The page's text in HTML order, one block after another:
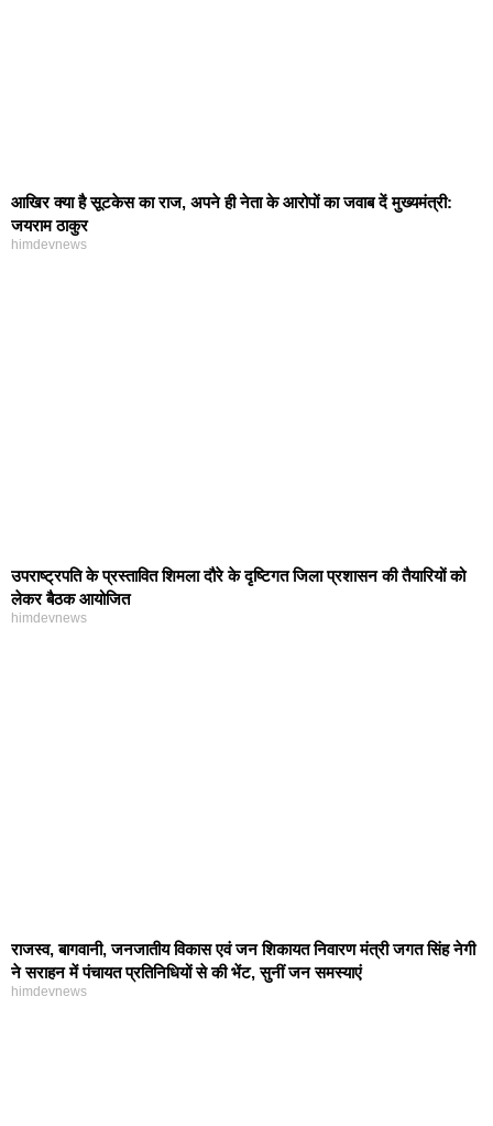
आखिर क्या है सूटकेस का राज, अपने ही नेता के आरोपों का जवाब दें मुख्यमंत्री:
जयराम ठाकुर
himdevnews
उपराष्ट्रपति के प्रस्तावित शिमला दौरे के दृष्टिगत जिला प्रशासन की तैयारियों को
लेकर बैठक आयोजित
himdevnews
राजस्व, बागवानी, जनजातीय विकास एवं जन शिकायत निवारण मंत्री जगत सिंह नेगी
ने सराहन में पंचायत प्रतिनिधियों से की भेंट, सुनीं जन समस्याएं
himdevnews